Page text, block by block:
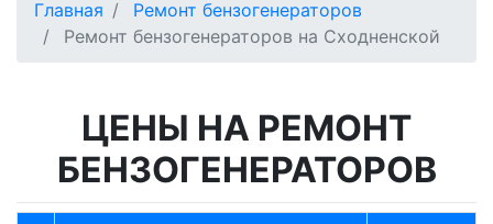
Главная
Ремонт бензогенераторов
Ремонт бензогенераторов на Сходненской
ЦЕНЫ НА РЕМОНТ
БЕНЗОГЕНЕРАТОРОВ